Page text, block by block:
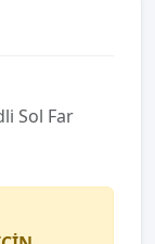
Sol Far